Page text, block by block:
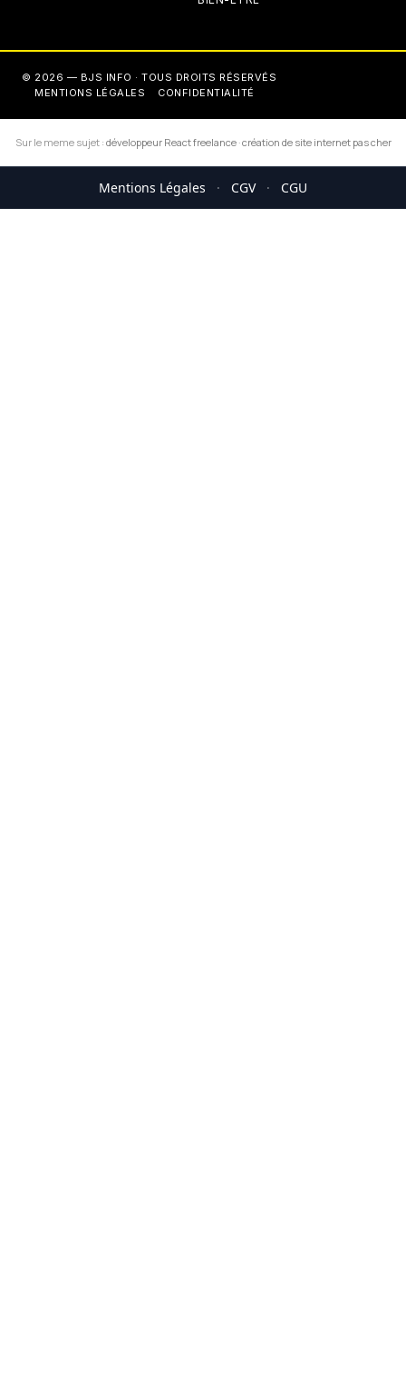
© 2026 — BJS INFO · TOUS DROITS RÉSERVÉS
MENTIONS LÉGALES
CONFIDENTIALITÉ
Sur le meme sujet : développeur React freelance·création de site internet pas cher
Mentions Légales · CGV · CGU